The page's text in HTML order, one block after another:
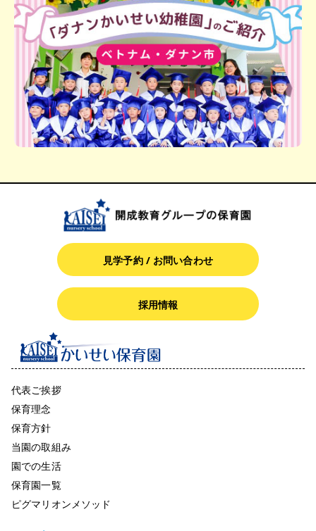
見学予約 / お問い合わせ
採用情報
代表ご挨拶
保育理念
保育方針
当園の取組み
園での生活
保育園一覧
ピグマリオンメソッド